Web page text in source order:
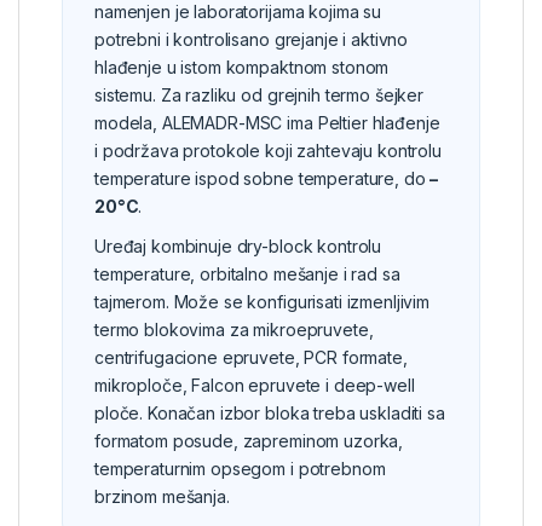
namenjen je laboratorijama kojima su
potrebni i kontrolisano grejanje i aktivno
hlađenje u istom kompaktnom stonom
sistemu. Za razliku od grejnih termo šejker
modela, ALEMADR-MSC ima Peltier hlađenje
i podržava protokole koji zahtevaju kontrolu
temperature ispod sobne temperature, do–
20°C.
Uređaj kombinuje dry-block kontrolu
temperature, orbitalno mešanje i rad sa
tajmerom. Može se konfigurisati izmenljivim
termo blokovima za mikroepruvete,
centrifugacione epruvete, PCR formate,
mikroploče, Falcon epruvete i deep-well
ploče. Konačan izbor bloka treba uskladiti sa
formatom posude, zapreminom uzorka,
temperaturnim opsegom i potrebnom
brzinom mešanja.